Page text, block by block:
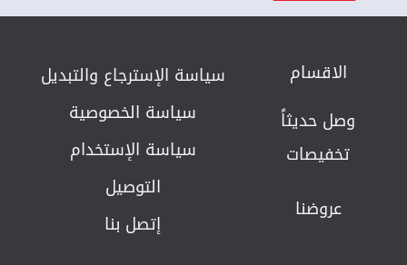
الاقسام
وصل حديثاً
تخفيصات
عروضنا
سياسة الإسترجاع والتبديل​
سياسة الخصوصية
سياسة الإستخدام
التوصيل
إتصل بنا